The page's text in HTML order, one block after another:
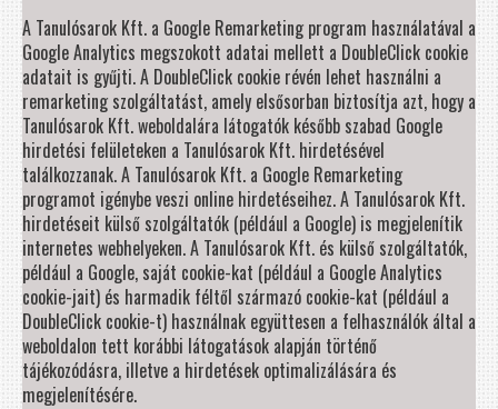
A Tanulósarok Kft. a Google Remarketing program használatával a
Google Analytics megszokott adatai mellett a DoubleClick cookie
adatait is gyűjti. A DoubleClick cookie révén lehet használni a
remarketing szolgáltatást, amely elsősorban biztosítja azt, hogy a
Tanulósarok Kft. weboldalára látogatók később szabad Google
hirdetési felületeken a Tanulósarok Kft. hirdetésével
találkozzanak. A Tanulósarok Kft. a Google Remarketing
programot igénybe veszi online hirdetéseihez. A Tanulósarok Kft.
hirdetéseit külső szolgáltatók (például a Google) is megjelenítik
internetes webhelyeken. A Tanulósarok Kft. és külső szolgáltatók,
például a Google, saját cookie-kat (például a Google Analytics
cookie-jait) és harmadik féltől származó cookie-kat (például a
DoubleClick cookie-t) használnak együttesen a felhasználók által a
weboldalon tett korábbi látogatások alapján történő
tájékozódásra, illetve a hirdetések optimalizálására és
megjelenítésére.